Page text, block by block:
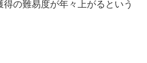
得の難易度が年々上がるという